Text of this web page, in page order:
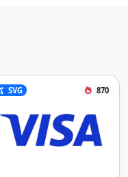
SVG 870